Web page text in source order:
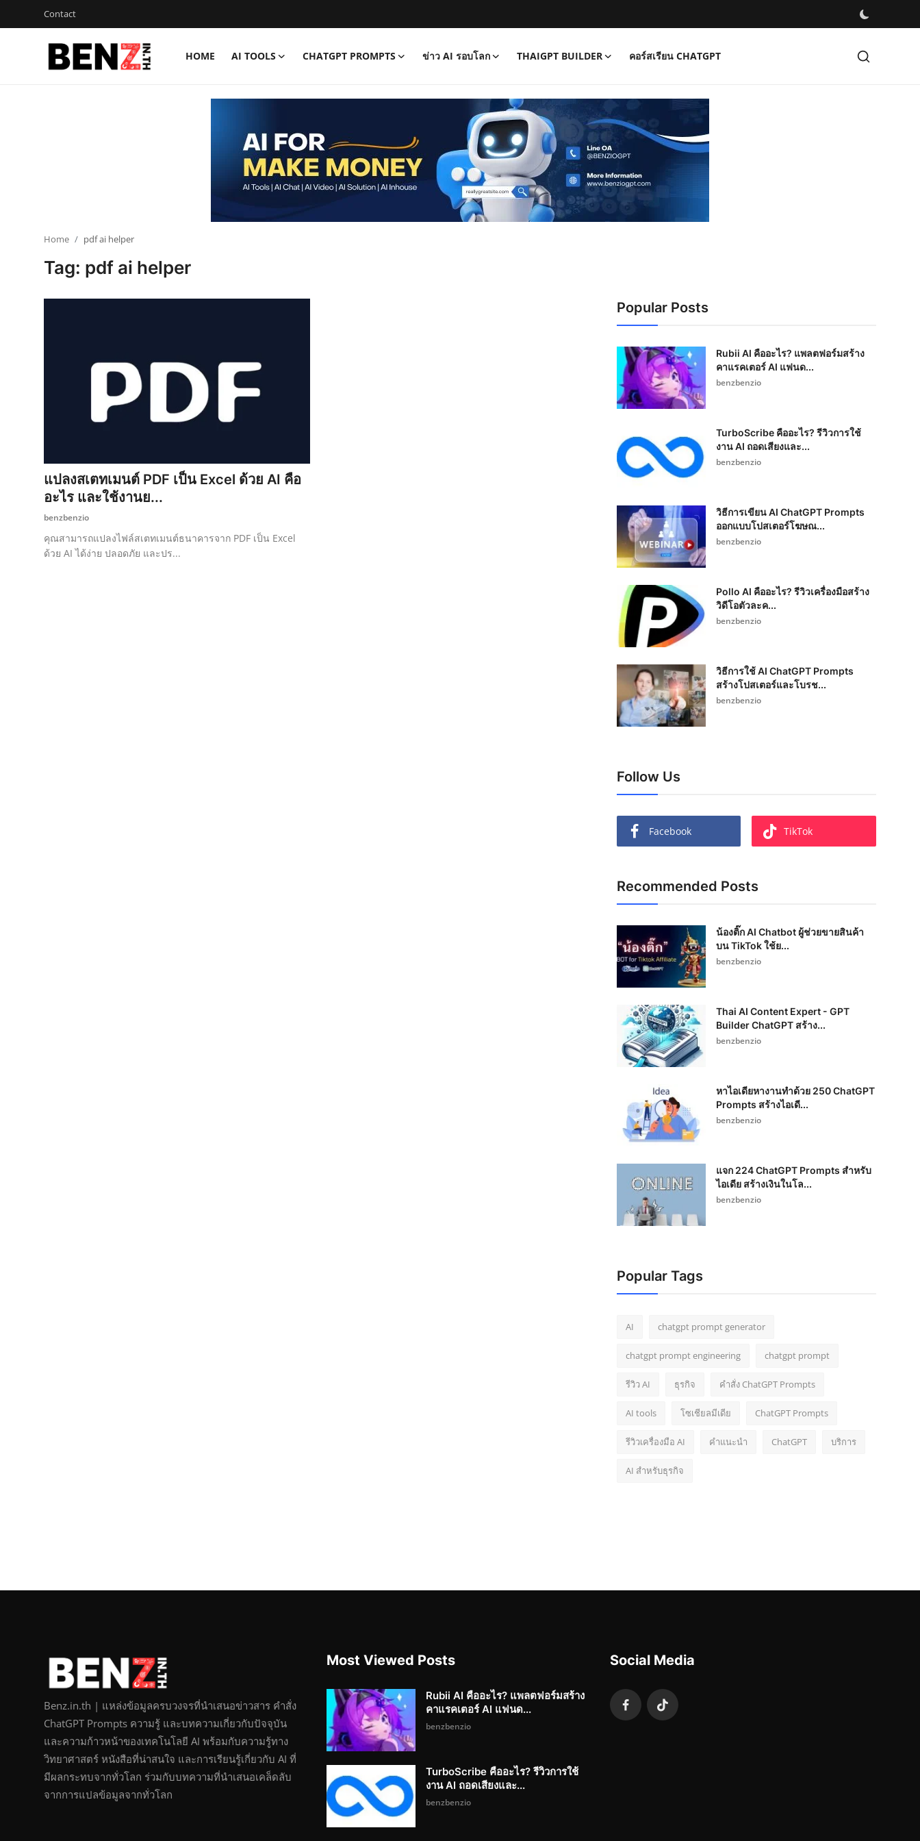
Contact
HOME AI TOOLS CHATGPT PROMPTS ข่าว AI รอบโลก THAIGPT BUILDER คอร์สเรียน CHATGPT
ThaiGPT Builder
คอร์สเรียน ChatGPT
Home pdf ai helper
Tag: pdf ai helper
แปลงสเตทเมนต์ PDF เป็น Excel ด้วย AI คือ
อะไร และใช้งานย...
benzbenzio
คุณสามารถแปลงไฟล์สเตทเมนต์ธนาคารจาก PDF เป็น Excel
ด้วย AI ได้ง่าย ปลอดภัย และปร...
Popular Posts
Rubii AI คืออะไร? แพลตฟอร์มสร้าง
คาแรคเตอร์ AI แฟนด...
benzbenzio
TurboScribe คืออะไร? รีวิวการใช้
งาน AI ถอดเสียงและ...
benzbenzio
วิธีการเขียน AI ChatGPT Prompts
ออกแบบโปสเตอร์โฆษณ...
benzbenzio
Pollo AI คืออะไร? รีวิวเครื่องมือสร้าง
วิดีโอตัวละค...
benzbenzio
วิธีการใช้ AI ChatGPT Prompts
สร้างโปสเตอร์และโบรช...
benzbenzio
Follow Us
Facebook TikTok
Recommended Posts
น้องติ๊ก AI Chatbot ผู้ช่วยขายสินค้า
บน TikTok ใช้ย...
benzbenzio
Thai AI Content Expert - GPT
Builder ChatGPT สร้าง...
benzbenzio
หาไอเดียหางานทำด้วย 250 ChatGPT
Prompts สร้างไอเดี...
benzbenzio
แจก 224 ChatGPT Prompts สำหรับ
ไอเดีย สร้างเงินในโล...
benzbenzio
Popular Tags
AI chatgpt prompt generator
chatgpt prompt engineering chatgpt prompt
รีวิว AI ธุรกิจ คำสั่ง ChatGPT Prompts
AI tools โซเชียลมีเดีย ChatGPT Prompts
รีวิวเครื่องมือ AI คำแนะนำ ChatGPT บริการ
AI สำหรับธุรกิจ
Benz.in.th | แหล่งข้อมูลครบวงจรที่นำเสนอข่าวสาร คำสั่ง
ChatGPT Prompts ความรู้ และบทความเกี่ยวกับปัจจุบัน
และความก้าวหน้าของเทคโนโลยี AI พร้อมกับความรู้ทาง
วิทยาศาสตร์ หนังสือที่น่าสนใจ และการเรียนรู้เกี่ยวกับ AI ที่
มีผลกระทบจากทั่วโลก ร่วมกับบทความที่นำเสนอเคล็ดลับ
จากการแปลข้อมูลจากทั่วโลก
Most Viewed Posts
Rubii AI คืออะไร? แพลตฟอร์มสร้าง
คาแรคเตอร์ AI แฟนด...
benzbenzio
TurboScribe คืออะไร? รีวิวการใช้
งาน AI ถอดเสียงและ...
benzbenzio
Social Media